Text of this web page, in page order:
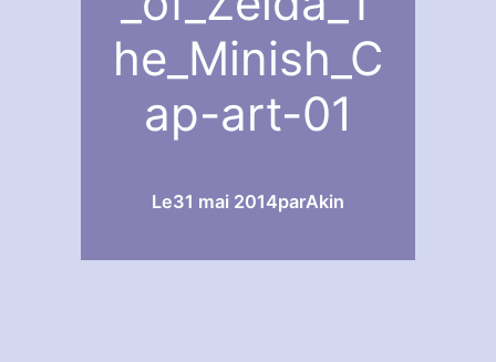
he_Minish_C
ap-art-01
Le31 mai 2014parAkin